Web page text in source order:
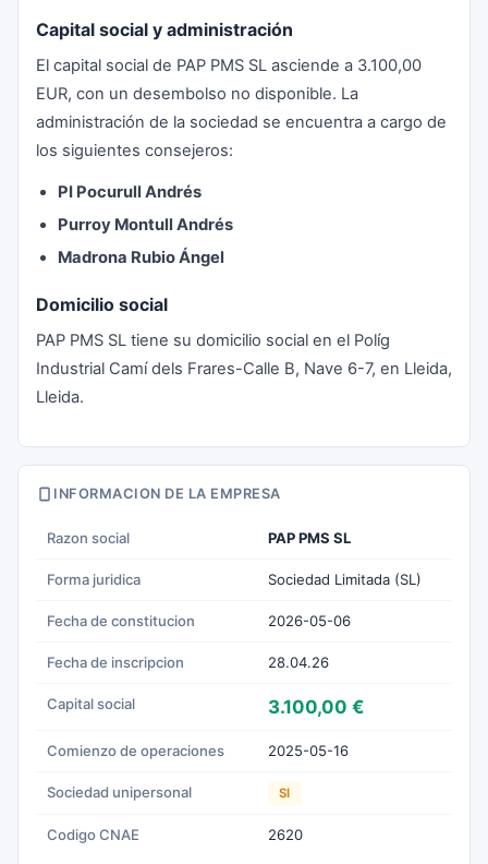
Capital social y administración
El capital social de PAP PMS SL asciende a 3.100,00
EUR, con un desembolso no disponible. La
administración de la sociedad se encuentra a cargo de
los siguientes consejeros:
PI Pocurull Andrés
Purroy Montull Andrés
Madrona Rubio Ángel
Domicilio social
PAP PMS SL tiene su domicilio social en el Políg
Industrial Camí dels Frares-Calle B, Nave 6-7, en Lleida,
Lleida.
INFORMACION DE LA EMPRESA
Razon social PAP PMS SL
Forma juridica Sociedad Limitada (SL)
Fecha de constitucion 2026-05-06
Fecha de inscripcion 28.04.26
Capital social 3.100,00 €
Comienzo de operaciones 2025-05-16
Sociedad unipersonal SI
Codigo CNAE 2620